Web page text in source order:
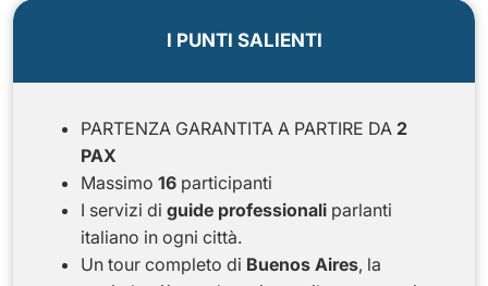
I PUNTI SALIENTI
PARTENZA GARANTITA A PARTIRE DA 2
PAX
Massimo 16 participanti
I servizi di guide professionali parlanti
italiano in ogni città.
Un tour completo di Buenos Aires, la